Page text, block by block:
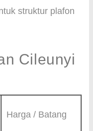
struktur plafon
Cileunyi
Harga / Batang